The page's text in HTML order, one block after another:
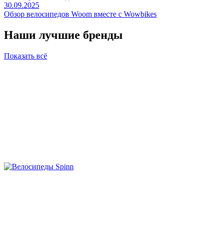
30.09.2025
Обзор велосипедов Woom вместе с Wowbikes
Наши лучшие бренды
Показать всё